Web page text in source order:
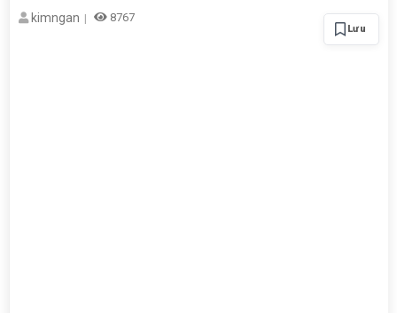
kimngan 8767
Lưu